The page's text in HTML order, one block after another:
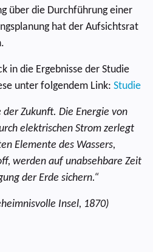
über die Durchführung einer
hat der Aufsichtsrat
in die Ergebnisse der Studie
unter folgendem Link: Studie
der Zukunft. Die Energie von
elektrischen Strom zerlegt
Elemente des Wassers,
werden auf unabsehbare Zeit
der Erde sichern.“
Insel, 1870)